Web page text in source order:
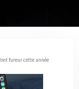
fureur cette année